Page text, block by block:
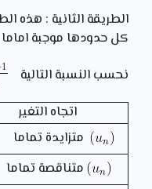
الطريقة الثانية : هذه
كل حدودها موجبة اماما
نحسب النسبة التالية
اتجاه التغير
متزايدة تماما
متناقصة تماما